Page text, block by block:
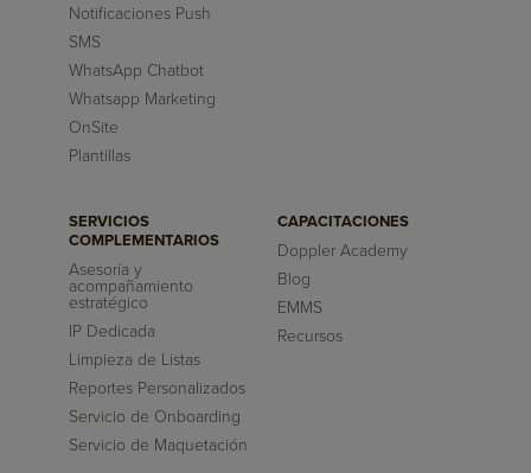
Notificaciones Push
SMS
WhatsApp Chatbot
Whatsapp Marketing
OnSite
Plantillas
SERVICIOS
COMPLEMENTARIOS
Asesoría y
acompañamiento
estratégico
IP Dedicada
Limpieza de Listas
Reportes Personalizados
Servicio de Onboarding
Servicio de Maquetación
CAPACITACIONES
Doppler Academy
Blog
EMMS
Recursos